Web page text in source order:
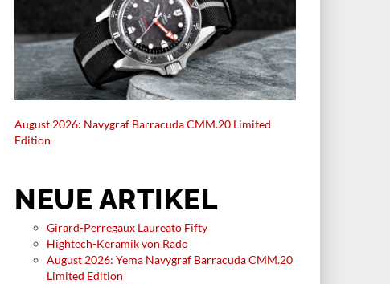
August 2026: Navygraf Barracuda CMM.20 Limited
Edition
NEUE ARTIKEL
Girard-Perregaux Laureato Fifty
Hightech-Keramik von Rado
August 2026: Yema Navygraf Barracuda CMM.20
Limited Edition